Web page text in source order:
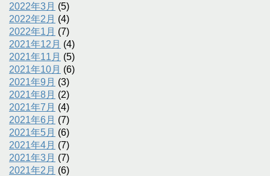
2022年3月 (5)
2022年2月 (4)
2022年1月 (7)
2021年12月 (4)
2021年11月 (5)
2021年10月 (6)
2021年9月 (3)
2021年8月 (2)
2021年7月 (4)
2021年6月 (7)
2021年5月 (6)
2021年4月 (7)
2021年3月 (7)
2021年2月 (6)